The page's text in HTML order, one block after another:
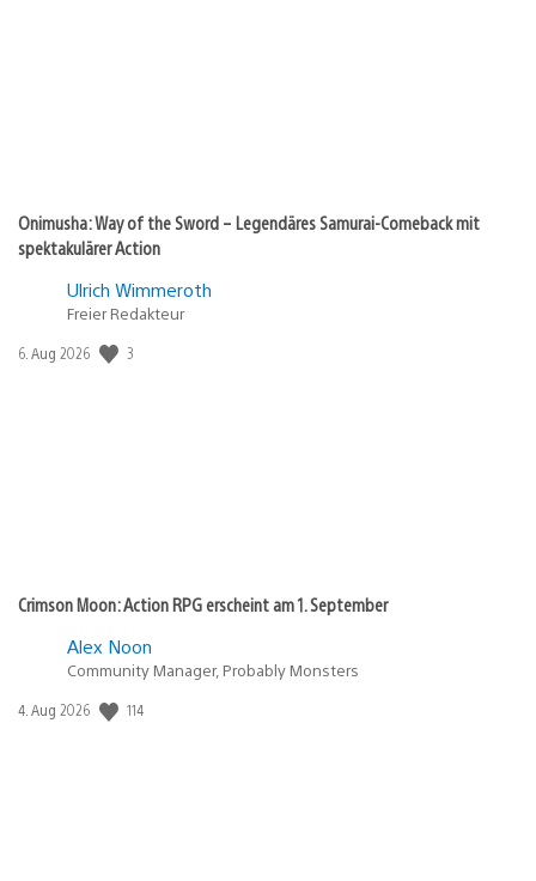
Onimusha: Way of the Sword – Legendäres Samurai-Comeback mit
spektakulärer Action
Ulrich Wimmeroth
Freier Redakteur
Veröffentlichungsdatum:
6. Aug 2026 3
Crimson Moon: Action RPG erscheint am 1. September
Alex Noon
Community Manager, Probably Monsters
Veröffentlichungsdatum:
4. Aug 2026 114